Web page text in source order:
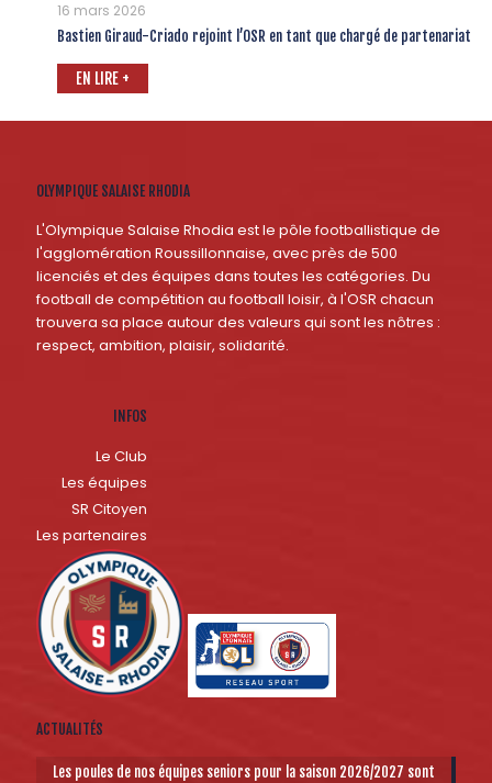
16 mars 2026
Bastien Giraud-Criado rejoint l’OSR en tant que chargé de partenariat
EN LIRE +
OLYMPIQUE SALAISE RHODIA
L'Olympique Salaise Rhodia est le pôle footballistique de
l'agglomération Roussillonnaise, avec près de 500
licenciés et des équipes dans toutes les catégories. Du
football de compétition au football loisir, à l'OSR chacun
trouvera sa place autour des valeurs qui sont les nôtres :
respect, ambition, plaisir, solidarité.
INFOS
Le Club
Les équipes
SR Citoyen
Les partenaires
ACTUALITÉS
Les poules de nos équipes seniors pour la saison 2026/2027 sont